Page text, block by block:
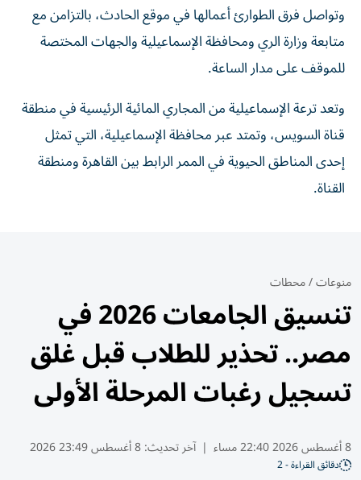
وتواصل فرق الطوارئ أعمالها في موقع الحادث، بالتزامن مع
متابعة وزارة الري ومحافظة الإسماعيلية والجهات المختصة
للموقف على مدار الساعة.
وتعد ترعة الإسماعيلية من المجاري المائية الرئيسية في منطقة
قناة السويس، وتمتد عبر محافظة الإسماعيلية، التي تمثل
إحدى المناطق الحيوية في الممر الرابط بين القاهرة ومنطقة
القناة.
منوعات/محطات
تنسيق الجامعات 2026 في
مصر.. تحذير للطلاب قبل غلق
تسجيل رغبات المرحلة الأولى
8 أغسطس 2026 22:40 مساء | آخر تحديث:8 أغسطس 23:49 2026
دقائق القراءة - 2